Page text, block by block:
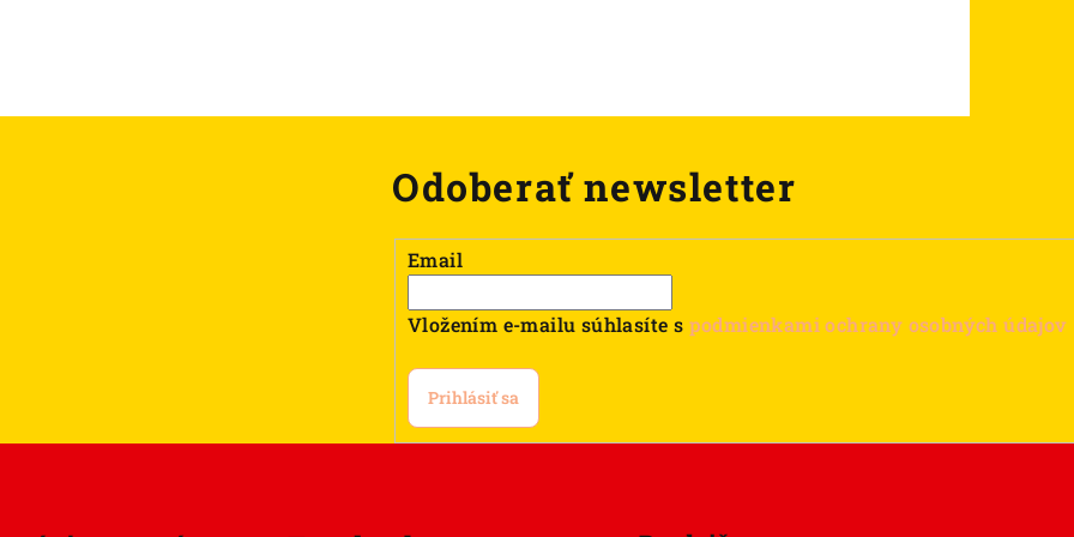
Odoberať newsletter
Email
Vložením e-mailu súhlasíte s podmienkami ochrany osobných údajov
Prihlásiť sa